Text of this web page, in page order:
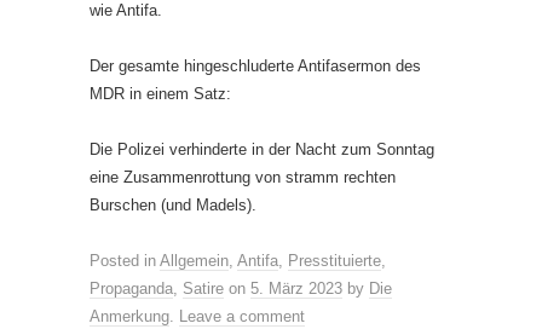
wie Antifa.
Der gesamte hingeschluderte Antifasermon des
MDR in einem Satz:
Die Polizei verhinderte in der Nacht zum Sonntag
eine Zusammenrottung von stramm rechten
Burschen (und Madels).
Posted in Allgemein, Antifa, Presstituierte,
Propaganda, Satire on 5. März 2023 by Die
Anmerkung. Leave a comment